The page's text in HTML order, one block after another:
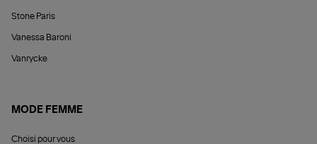
Stone Paris
Vanessa Baroni
Vanrycke
MODE FEMME
Choisi pour vous